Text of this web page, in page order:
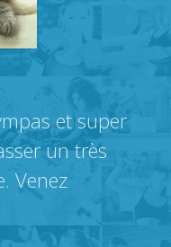
et super
un très
Venez